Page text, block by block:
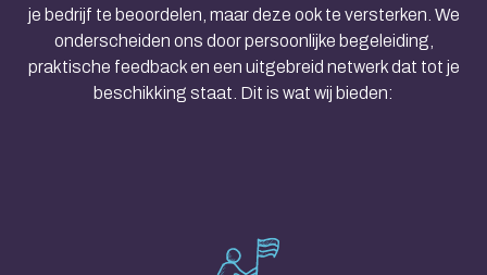
je bedrijf te beoordelen, maar deze ook te versterken. We
onderscheiden ons door persoonlijke begeleiding,
praktische feedback en een uitgebreid netwerk dat tot je
beschikking staat. Dit is wat wij bieden: